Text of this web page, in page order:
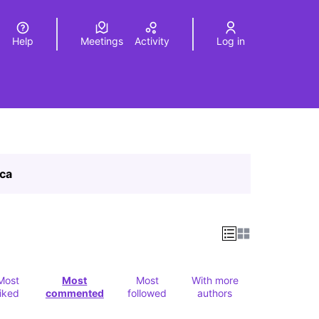
Elegir el idiomaChoose language
Help Meetings Activity Log in
Most
commented
Most
followed
With more
authors